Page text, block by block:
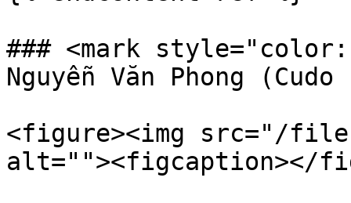
### <mark
Nguyễn Văn Phong (Cudo
<figure><img src="/
alt=""><figcaption></